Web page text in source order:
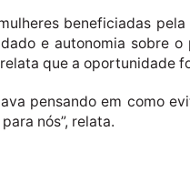
beneficiadas
e autonomia sobre
que a oportunidade
pensando em como
nós”, relata.